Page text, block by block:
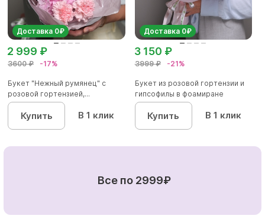
Доставка 0₽
3600 ₽ -17%
2 999 ₽
Букет "Нежный румянец" с
розовой гортензией,...
Купить В 1 клик
Доставка 0₽
3999 ₽ -21%
3 150 ₽
Букет из розовой гортензии и
гипсофилы в фоамиране
Купить В 1 клик
Все по 2999₽